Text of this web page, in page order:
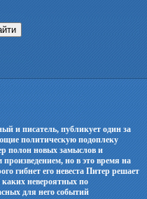
и писатель, публикует один за
политическую подоплеку
полон новых замыслов и
но в это время на
гибнет его невеста Питер решает
каких невероятных по
для него событий